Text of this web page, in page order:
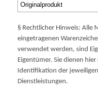
Originalprodukt
§ Rechtlicher Hinweis: Alle
eingetragenen
verwendet werden, sind
Eigentümer. Sie dienen
Identifikation der
Dienstleistungen.